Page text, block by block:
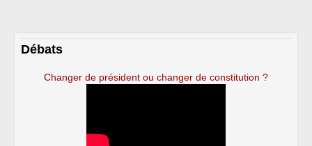
Débats
Changer de président ou changer de constitution ?